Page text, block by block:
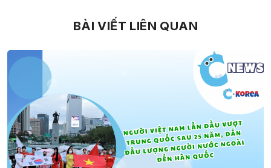
BÀI VIẾT LIÊN QUAN